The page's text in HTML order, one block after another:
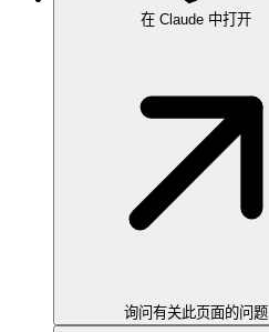
在 Claude 中打开
询问有关此页面的问题